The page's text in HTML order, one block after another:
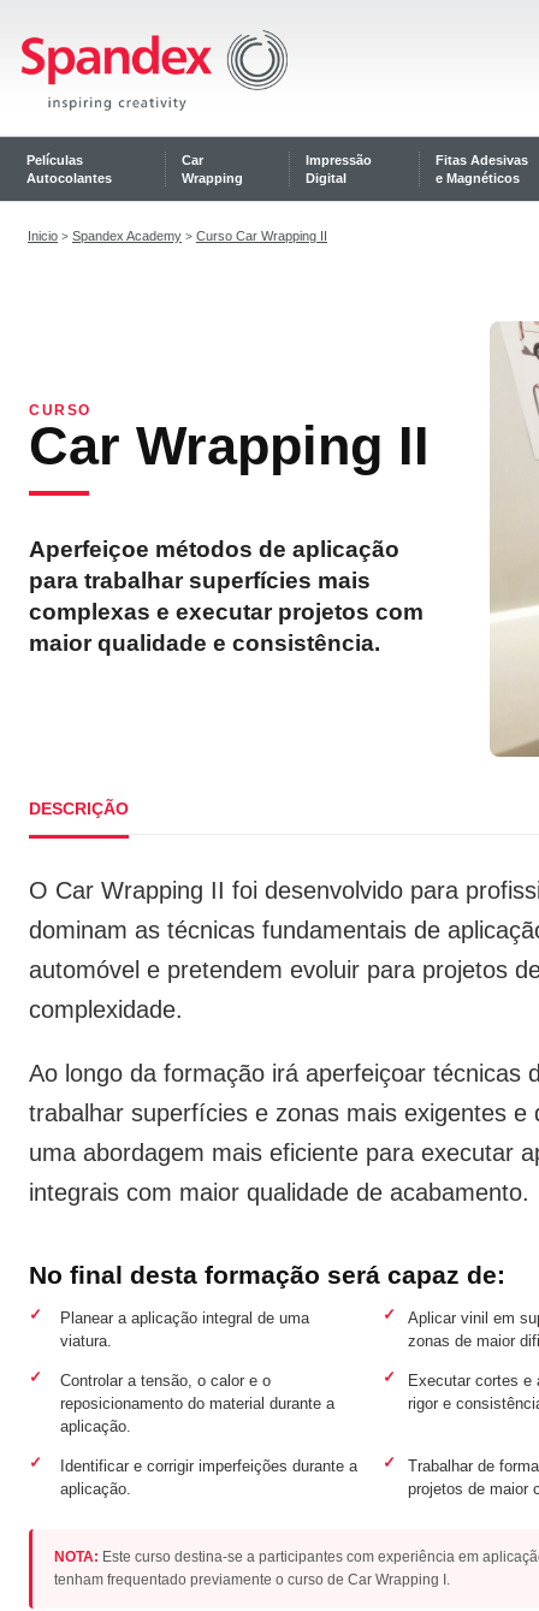
Películas
Autocolantes
Car
Wrapping
Impressão
Digital
Fitas Adesivas
e Magnéticos
Inicio > Spandex Academy > Curso Car Wrapping II
CURSO
Car Wrapping II
Aperfeiçoe métodos de aplicação
para trabalhar superfícies mais
complexas e executar projetos com
maior qualidade e consistência.
DESCRIÇÃO
O Car Wrapping II foi desenvolvido para
dominam as técnicas fundamentais de
automóvel e pretendem evoluir para projetos
complexidade.
Ao longo da formação irá aperfeiçoar técnicas
trabalhar superfícies e zonas mais exigentes e
uma abordagem mais eficiente para executar
integrais com maior qualidade de acabamento.
No final desta formação será capaz de:
✓
Planear a aplicação integral de uma
viatura.
✓
Aplicar vinil em
zonas de maior
✓
Controlar a tensão, o calor e o
reposicionamento do material durante a
aplicação.
✓
Executar cortes e
rigor e
✓
Identificar e corrigir imperfeições durante a
aplicação.
✓
Trabalhar de
projetos de maior
NOTA: Este curso destina-se a participantes com experiência em
tenham frequentado previamente o curso de Car Wrapping I.